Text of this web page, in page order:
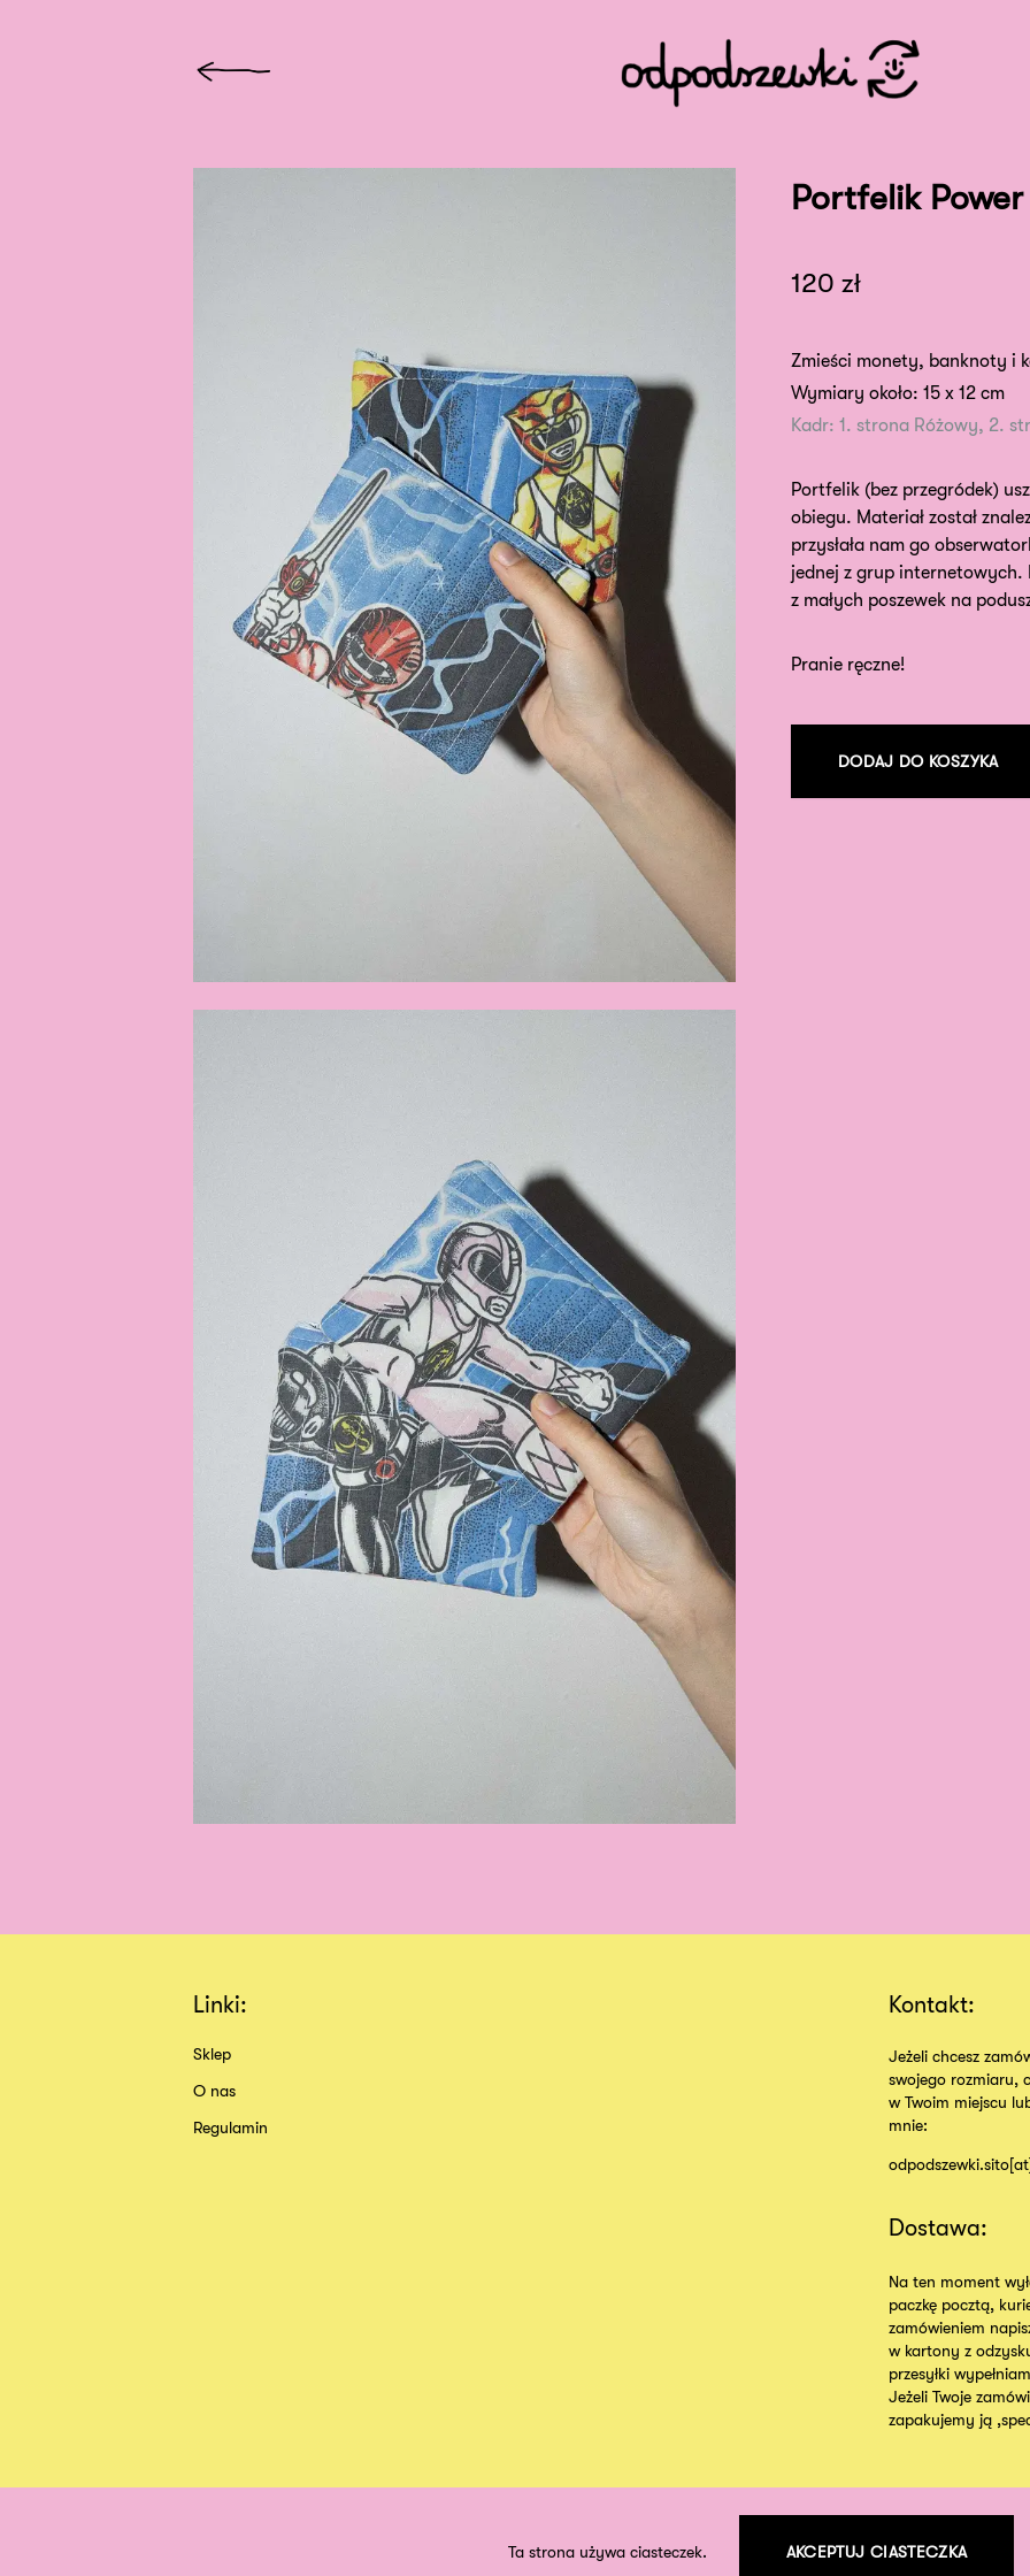
Portfelik
120 zł
Zmieści monety, banknoty i
Wymiary około: 15 x 12 cm
Kadr: 1. strona Różowy, 2.
Portfelik (bez przegródek)
obiegu. Materiał został
przysłała nam go
jednej z grup
z małych poszewek na
Pranie ręczne!
DODAJ DO KOSZYKA
Linki:
Sklep
O nas
Regulamin
Kontakt:
Jeżeli chcesz
swojego rozmiaru,
w Twoim miejscu
mnie:
Dostawa:
Na ten moment
paczkę pocztą,
zamówieniem
w kartony z
przesyłki
Jeżeli Twoje
zapakujemy ją
©2026 odpodszewki
Ta strona używa ciasteczek. AKCEPTUJ CIASTECZKA